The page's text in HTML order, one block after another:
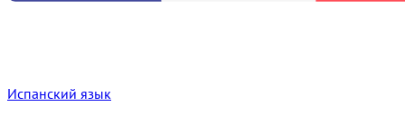
Испанский язык